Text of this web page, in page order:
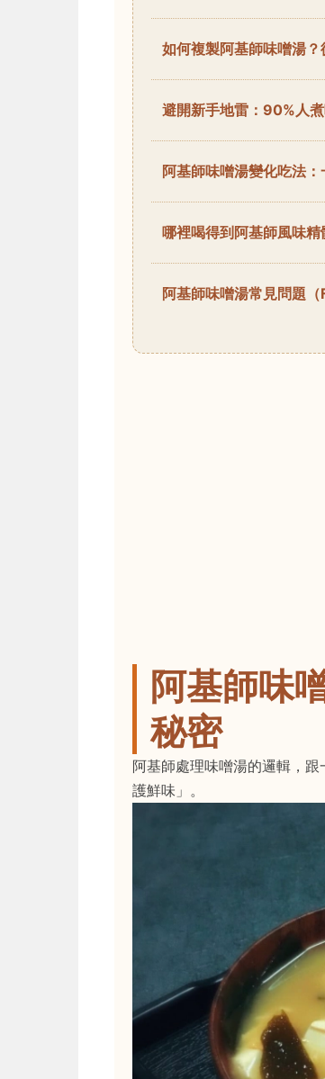
如何複製阿基師味噌湯
避開新手地雷：90%人
阿基師味噌湯變化吃法
哪裡喝得到阿基師風味
阿基師味噌湯常見問題（
阿基師味
秘密
阿基師處理味噌湯的邏輯，
護鮮味」。